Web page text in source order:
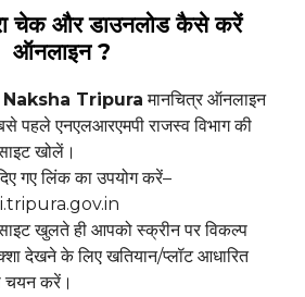
चेक और डाउनलोड कैसे करें
ऑनलाइन ?
Tripura मानचित्र ऑनलाइन
पहले एनएलआरएमपी राजस्व विभाग की
खोलें।
गए लिंक का उपयोग करें–
खुलते ही आपको स्क्रीन पर विकल्प
देखने के लिए खतियान/प्लॉट आधारित
चयन करें।